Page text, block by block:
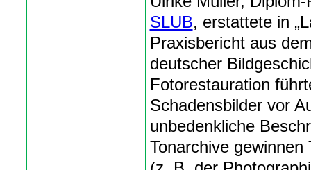
SLUB, erstattete in
Praxisbericht aus
deutscher
Fotorestauration
Schadensbilder vor
unbedenkliche
Tonarchive